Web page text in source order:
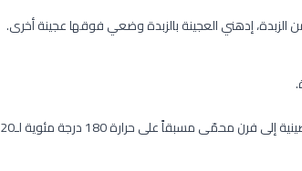
إدهني العجينة بالزبدة وضعي فوقها عجينة أخرى.
أخفقي البيضتين مع الحليب والخلّ واسكبي المزيج فوق الصينية. أدخلي الصينية إلى فرن محمّى مسبقاً على حرارة 180 درجة مئوية لـ20